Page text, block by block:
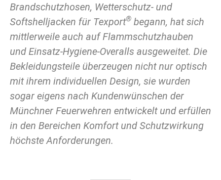
Brandschutzhosen, Wetterschutz- und
Softshelljacken für Texport® begann, hat sich
mittlerweile auch auf Flammschutzhauben
und Einsatz-Hygiene-Overalls ausgeweitet. Die
Bekleidungsteile überzeugen nicht nur optisch
mit ihrem individuellen Design, sie wurden
sogar eigens nach Kundenwünschen der
Münchner Feuerwehren entwickelt und erfüllen
in den Bereichen Komfort und Schutzwirkung
höchste Anforderungen.